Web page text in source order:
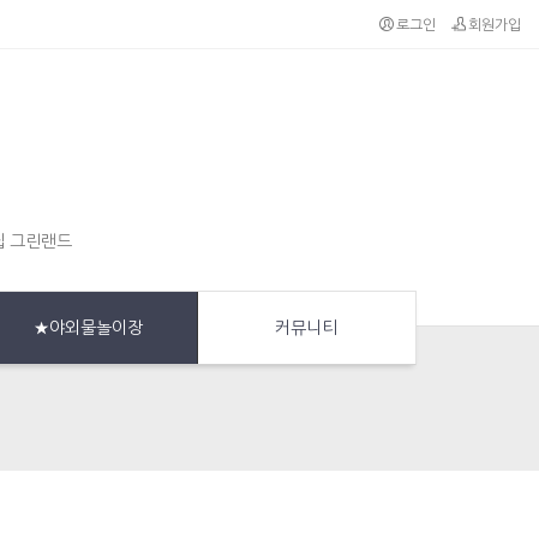
로그인 회원가입
그린랜드
★야외물놀이장 커뮤니티